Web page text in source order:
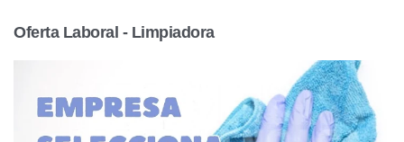
Oferta Laboral - Limpiadora